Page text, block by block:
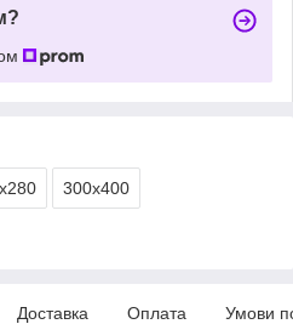
300х400
Доставка Оплата Умови